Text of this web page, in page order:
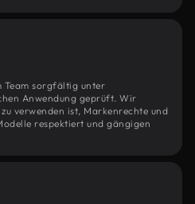
Team sorgfältig unter
Anwendung geprüft. Wir
verwenden ist, Markenrechte und
respektiert und gängigen